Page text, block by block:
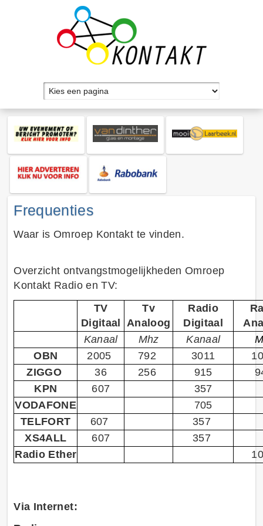
Frequenties
Waar is Omroep Kontakt te vinden.
Overzicht ontvangstmogelijkheden Omroep
Kontakt Radio en TV:
TV
Digitaal
Tv
Analoog
Radio
Digitaal
Kanaal
Mhz Kanaal
OBN
2005 792 3011
ZIGGO
36 256 915
KPN
607
357
VODAFONE
705
TELFORT
607
357
XS4ALL
607
357
Radio Ether
Via Internet: